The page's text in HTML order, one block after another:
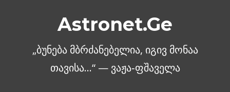
Astronet.Ge